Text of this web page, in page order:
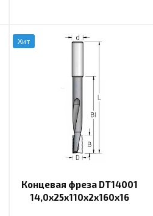
Хит
Концевая фреза DT14001
14,0x25x110x2x160x16